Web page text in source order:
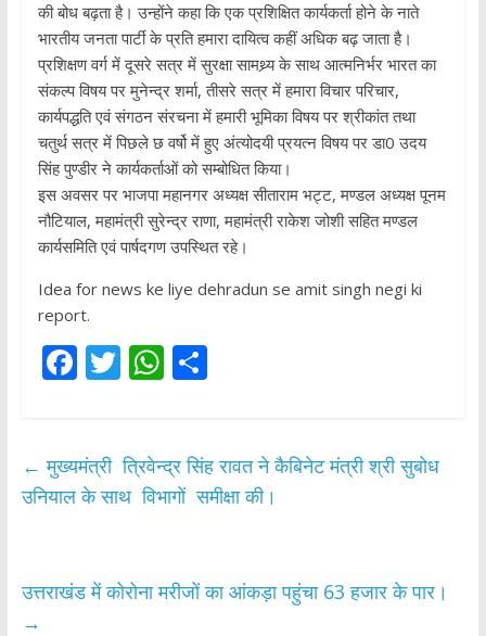
की बोध बढ़ता है। उन्होंने कहा कि एक प्रशिक्षित कार्यकर्ता होने के नाते
भारतीय जनता पार्टी के प्रति हमारा दायित्व कहीं अधिक बढ़ जाता है।
प्रशिक्षण वर्ग में दूसरे सत्र में सुरक्षा सामथ्र्य के साथ आत्मनिर्भर भारत का
संकल्प विषय पर मुनेन्द्र शर्मा, तीसरे सत्र में हमारा विचार परिचार,
कार्यपद्धति एवं संगठन संरचना में हमारी भूमिका विषय पर श्रीकांत तथा
चतुर्थ सत्र में पिछले छ वर्षो में हुए अंत्योदयी प्रयत्न विषय पर डा0 उदय
सिंह पुण्डीर ने कार्यकर्ताओं को सम्बोधित किया।
इस अवसर पर भाजपा महानगर अध्यक्ष सीताराम भट्ट, मण्डल अध्यक्ष पूनम
नौटियाल, महामंत्री सुरेन्द्र राणा, महामंत्री राकेश जोशी सहित मण्डल
कार्यसमिति एवं पार्षदगण उपस्थित रहे।
Idea for news ke liye dehradun se amit singh negi ki
report.
F
b
o
k
T
er
W
s
A
p
S
e
← मुख्यमंत्री त्रिवेन्द्र सिंह रावत ने कैबिनेट मंत्री श्री सुबोध
उनियाल के साथ विभागों समीक्षा की।
उत्तराखंड में कोरोना मरीजों का आंकड़ा पहुंचा 63 हजार के पार।
→